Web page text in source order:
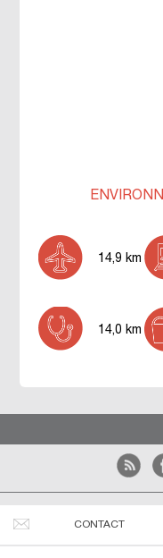
14,9 km
14,0 km
CONTACT